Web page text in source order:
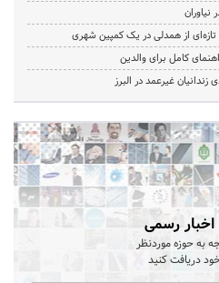
تازه‌ای از همدلی در یک کمپین شهری
کامل برای والدین
غیرعمد در البرز
اخبار رسمی
به حوزه موردنظر
دریافت کنید